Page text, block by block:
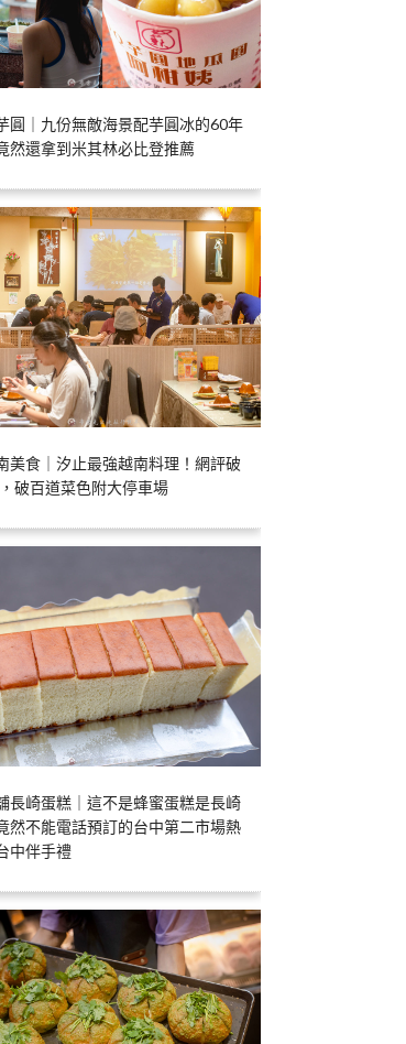
圓｜九份無敵海景配芋圓冰的60年
然還拿到米其林必比登推薦
美食｜汐止最強越南料理！網評破
破百道菜色附大停車場
長崎蛋糕｜這不是蜂蜜蛋糕是長崎
然不能電話預訂的台中第二市場熱
中伴手禮